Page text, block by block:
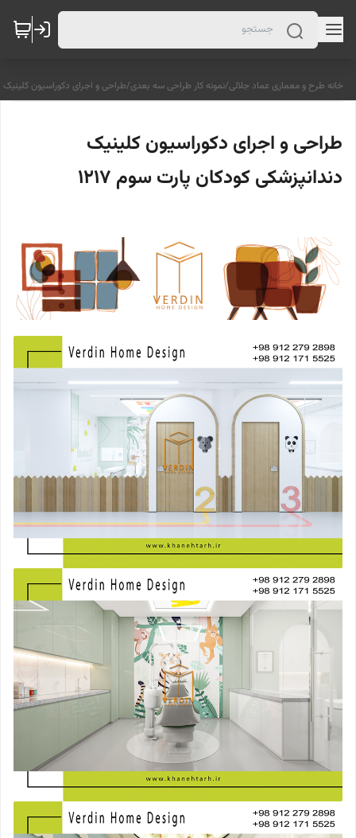
خانه طرح و معماری عماد جلالی/نمونه کار طراحی سه بعدی/طراحی و اجرای دکوراسیون کلینیک
طراحی و اجرای دکوراسیون کلینیک
دندانپزشکی کودکان پارت سوم 1217